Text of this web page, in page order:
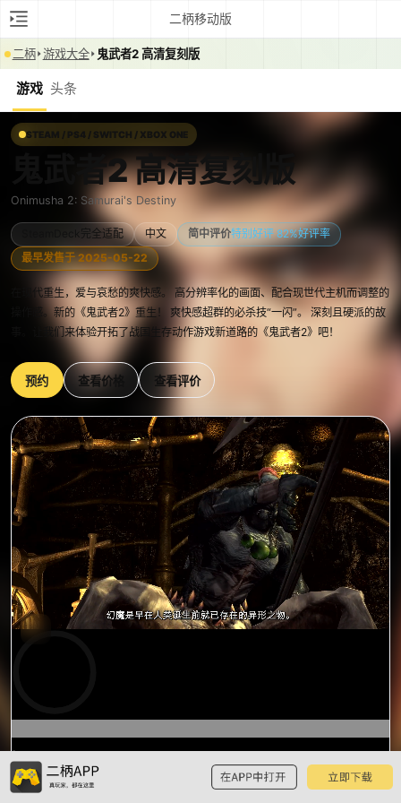
二柄移动版
二柄 游戏大全 鬼武者2 高清复刻版
游戏 头条
STEAM / PS4 / SWITCH / XBOX ONE
鬼武者2 高清复刻版
Onimusha 2: Samurai's Destiny
SteamDeck完全适配 中文 简中评价特别好评 82%好评率
最早发售于 2025-05-22
在现代重生，爱与哀愁的爽快感。 高分辨率化的画面、配合现世代主机而调整的
操作感。新的《鬼武者2》重生！ 爽快感超群的必杀技“一闪”。 深刻且硬派的故
事。让我们来体验开拓了战国生存动作游戏新道路的《鬼武者2》吧！
预约 查看价格 查看评价
0:40
预
览